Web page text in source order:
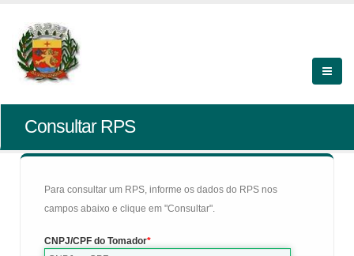
Consultar RPS
Para consultar um RPS, informe os dados do RPS nos
campos abaixo e clique em "Consultar".
CNPJ/CPF do Tomador